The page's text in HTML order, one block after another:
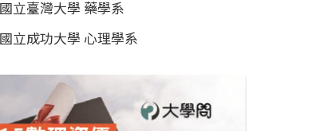
國立臺灣大學 藥學系
國立成功大學 心理學系